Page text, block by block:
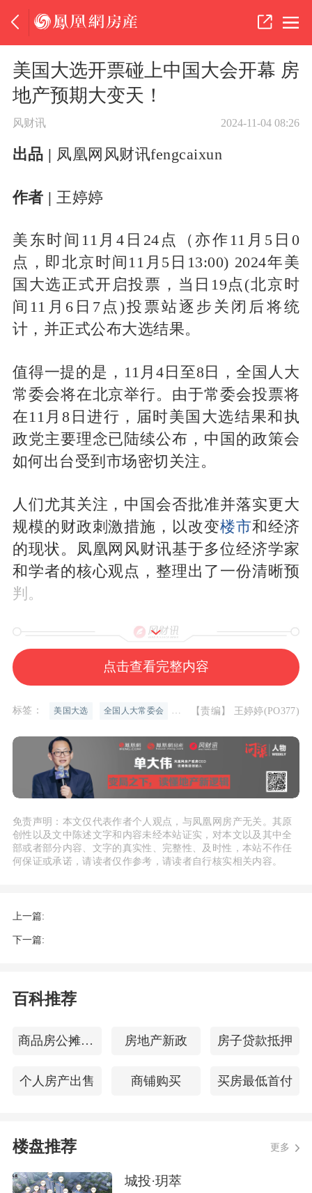
美国大选开票碰上中国大会开幕 房
地产预期大变天！
风财讯 2024-11-04 08:26
出品 | 凤凰网风财讯fengcaixun
作者 | 王婷婷
美东时间11月4日24点（亦作11月5日0
点，即北京时间11月5日13:00) 2024年美
国大选正式开启投票，当日19点(北京时
间11月6日7点)投票站逐步关闭后将统
计，并正式公布大选结果。
值得一提的是，11月4日至8日，全国人大
常委会将在北京举行。由于常委会投票将
在11月8日进行，届时美国大选结果和执
政党主要理念已陆续公布，中国的政策会
如何出台受到市场密切关注。
人们尤其关注，中国会否批准并落实更大
规模的财政刺激措施，以改变楼市和经济
的现状。凤凰网风财讯基于多位经济学家
和学者的核心观点，整理出了一份清晰预
判。
预判①
会对降息的产生太大影响。
美国货币政策趋于宽松，是目前各界的普
中泰证券首席经济学家李迅雷在近日仲量
议决议来看，预计美国还会降息，但降息
幅度降至每次25个BP。
尤其如果特朗普当选，其对更高通胀的接
纳程度更高。按照他在8月的公开发言，
他会推动大幅降息。
美国持续降息，虽然中国的货币政策是独
扩大货币宽松空间。
“中国货币宽松趋势没有反转的迹象。”李
点击查看完整内容
标签： 美国大选 全国人大常委会 楼市政策
【责编】 王婷婷(PO377)
免责声明：本文仅代表作者个人观点，与凤凰网房产无关。其原
创性以及文中陈述文字和内容未经本站证实，对本文以及其中全
部或者部分内容、文字的真实性、完整性、及时性，本站不作任
何保证或承诺，请读者仅作参考，请读者自行核实相关内容。
上一篇:
下一篇:
百科推荐
商品房公摊面积 房地产新政 房子贷款抵押
个人房产出售 商铺购买 买房最低首付
楼盘推荐 更多
城投·玥萃